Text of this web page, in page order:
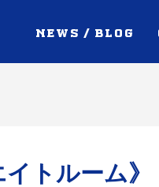
NEWS / BLOG
トルーム》